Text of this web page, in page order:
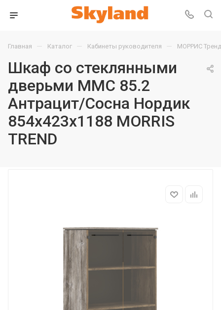
Главная — Каталог — Кабинеты руководителя — МОРРИС Тренд
Шкаф со стеклянными
дверьми MMC 85.2
Антрацит/Сосна Нордик
854х423х1188 MORRIS
TREND